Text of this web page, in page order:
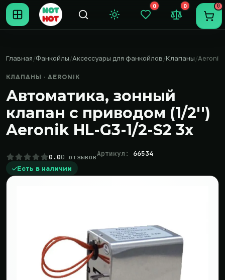
Темная тема
0
Закладки (0)
0
Сравнение
0
Главная Фанкойлы Аксессуары для фанкойлов Клапаны Aeronik
КЛАПАНЫ · AERONIK
Автоматика, зонный
клапан с приводом (1/2'')
Aeronik HL-G3-1/2-S2 3х
0.00 отзывовАртикул: 66534
Есть в наличии